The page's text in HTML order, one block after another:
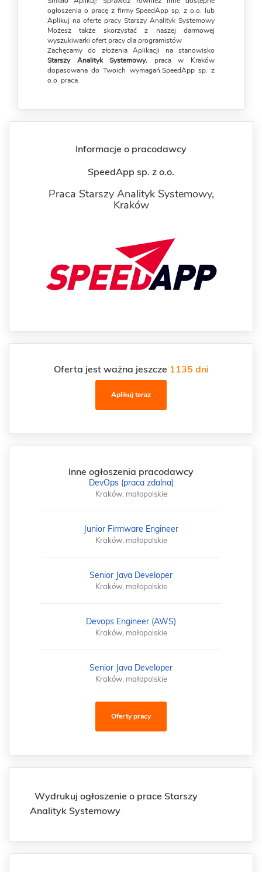
ogłoszenia o pracę z firmy SpeedApp sp. z o.o. lub
Aplikuj na oferte pracy Starszy Analityk Systemowy
Możesz także skorzystać z naszej darmowej
wyszukiwarki ofert pracy dla programistów
Zachęcamy do złożenia Aplikacji na stanowisko
Starszy Analityk Systemowy, praca w Kraków
dopasowana do Twoich wymagań.SpeedApp sp. z
o.o. praca.
Informacje o pracodawcy
SpeedApp sp. z o.o.
Praca Starszy Analityk Systemowy,
Kraków
Oferta jest ważna jeszcze 1135 dni
Aplikuj teraz
Inne ogłoszenia pracodawcy
DevOps (praca zdalna)
Kraków, małopolskie
Junior Firmware Engineer
Kraków, małopolskie
Senior Java Developer
Kraków, małopolskie
Devops Engineer (AWS)
Kraków, małopolskie
Senior Java Developer
Kraków, małopolskie
Oferty pracy
Wydrukuj ogłoszenie o prace Starszy
Analityk Systemowy